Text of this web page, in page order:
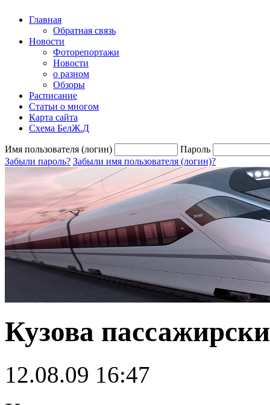
Главная
Обратная связь
Новости
Фоторепортажи
Новости
о разном
Обзоры
Расписание
Статьи о многом
Карта сайта
Схема БелЖ.Д
Имя пользователя (логин)
Пароль
Забыли пароль? Забыли имя пользователя (логин)?
Кузова
12.08.09 16:47